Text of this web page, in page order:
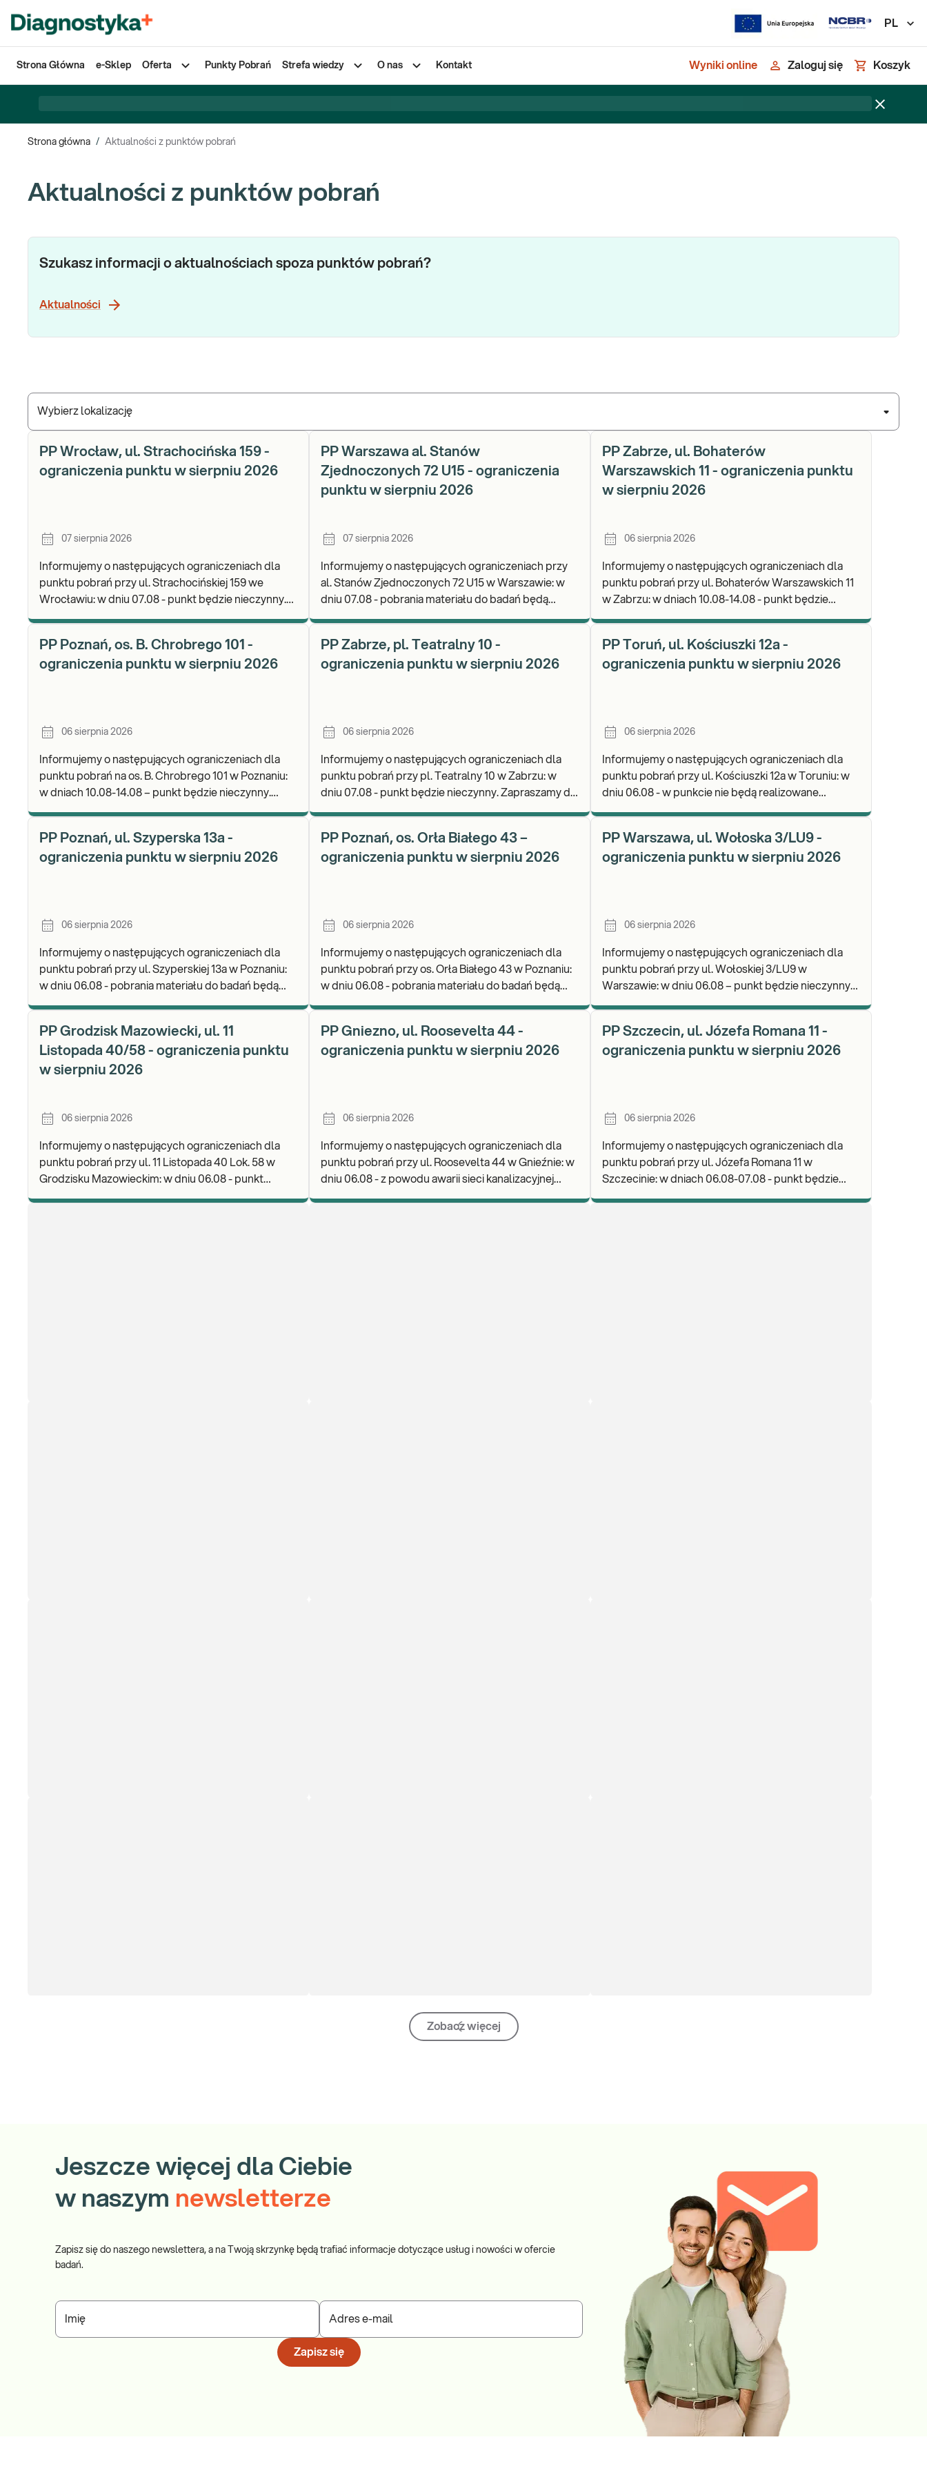
PL
Strona Główna e-Sklep Oferta Punkty Pobrań Strefa wiedzy O nas Kontakt Wyniki online Zaloguj się Koszyk
Strona główna / Aktualności z punktów pobrań
Aktualności z punktów pobrań
Wybierz lokalizację
Szukasz informacji o aktualnościach spoza punktów pobrań?
Aktualności
PP Wrocław, ul. Strachocińska 159 -
ograniczenia punktu w sierpniu 2026
07 sierpnia 2026
Informujemy o następujących ograniczeniach dla
punktu pobrań przy ul. Strachocińskiej 159 we
Wrocławiu: w dniu 07.08 - punkt będzie nieczynny.
PP Warszawa al. Stanów
Zjednoczonych 72 U15 - ograniczenia
punktu w sierpniu 2026
07 sierpnia 2026
Informujemy o następujących ograniczeniach przy
al. Stanów Zjednoczonych 72 U15 w Warszawie: w
dniu 07.08 - pobrania materiału do badań będą
PP Zabrze, ul. Bohaterów
Warszawskich 11 - ograniczenia punktu
w sierpniu 2026
06 sierpnia 2026
Informujemy o następujących ograniczeniach dla
punktu pobrań przy ul. Bohaterów Warszawskich 11
w Zabrzu: w dniach 10.08-14.08 - punkt będzie
PP Poznań, os. B. Chrobrego 101 -
ograniczenia punktu w sierpniu 2026
06 sierpnia 2026
Informujemy o następujących ograniczeniach dla
punktu pobrań na os. B. Chrobrego 101 w Poznaniu:
w dniach 10.08-14.08 – punkt będzie nieczynny.
PP Zabrze, pl. Teatralny 10 -
ograniczenia punktu w sierpniu 2026
06 sierpnia 2026
Informujemy o następujących ograniczeniach dla
punktu pobrań przy pl. Teatralny 10 w Zabrzu: w
dniu 07.08 - punkt będzie nieczynny. Zapraszamy do
PP Toruń, ul. Kościuszki 12a -
ograniczenia punktu w sierpniu 2026
06 sierpnia 2026
Informujemy o następujących ograniczeniach dla
punktu pobrań przy ul. Kościuszki 12a w Toruniu: w
dniu 06.08 - w punkcie nie będą realizowane
PP Poznań, ul. Szyperska 13a -
ograniczenia punktu w sierpniu 2026
06 sierpnia 2026
Informujemy o następujących ograniczeniach dla
punktu pobrań przy ul. Szyperskiej 13a w Poznaniu:
w dniu 06.08 - pobrania materiału do badań będą
PP Poznań, os. Orła Białego 43 –
ograniczenia punktu w sierpniu 2026
06 sierpnia 2026
Informujemy o następujących ograniczeniach dla
punktu pobrań przy os. Orła Białego 43 w Poznaniu:
w dniu 06.08 - pobrania materiału do badań będą
PP Warszawa, ul. Wołoska 3/LU9 -
ograniczenia punktu w sierpniu 2026
06 sierpnia 2026
Informujemy o następujących ograniczeniach dla
punktu pobrań przy ul. Wołoskiej 3/LU9 w
Warszawie: w dniu 06.08 – punkt będzie nieczynny.
PP Grodzisk Mazowiecki, ul. 11
Listopada 40/58 - ograniczenia punktu
w sierpniu 2026
06 sierpnia 2026
Informujemy o następujących ograniczeniach dla
punktu pobrań przy ul. 11 Listopada 40 Lok. 58 w
Grodzisku Mazowieckim: w dniu 06.08 - punkt
PP Gniezno, ul. Roosevelta 44 -
ograniczenia punktu w sierpniu 2026
06 sierpnia 2026
Informujemy o następujących ograniczeniach dla
punktu pobrań przy ul. Roosevelta 44 w Gnieźnie: w
dniu 06.08 - z powodu awarii sieci kanalizacyjnej
PP Szczecin, ul. Józefa Romana 11 -
ograniczenia punktu w sierpniu 2026
06 sierpnia 2026
Informujemy o następujących ograniczeniach dla
punktu pobrań przy ul. Józefa Romana 11 w
Szczecinie: w dniach 06.08-07.08 - punkt będzie
Zobacz więcej
Jeszcze więcej dla Ciebie
w naszym newsletterze
Zapisz się do naszego newslettera, a na Twoją skrzynkę będą trafiać informacje dotyczące usług i nowości w ofercie
badań.
Imię Adres e-mail
Zapisz się